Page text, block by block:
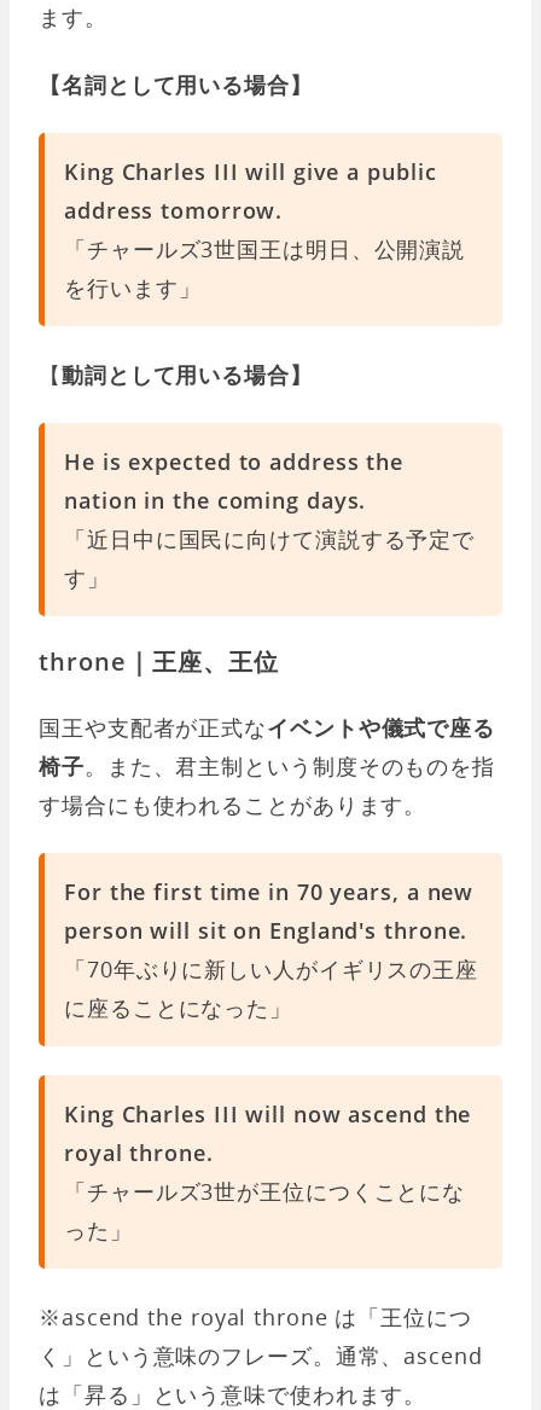
ます。
【名詞として用いる場合】
King Charles III will give a public
address tomorrow.
「チャールズ3世国王は明日、公開演説
を行います」
【動詞として用いる場合】
He is expected to address the
nation in the coming days.
「近日中に国民に向けて演説する予定で
す」
throne｜王座、王位
国王や支配者が正式なイベントや儀式で座る
椅子。また、君主制という制度そのものを指
す場合にも使われることがあります。
For the first time in 70 years, a new
person will sit on England's throne.
「70年ぶりに新しい人がイギリスの王座
に座ることになった」
King Charles III will now ascend the
royal throne.
「チャールズ3世が王位につくことにな
った」
※ascend the royal throne は「王位につ
く」という意味のフレーズ。通常、ascend
は「昇る」という意味で使われます。